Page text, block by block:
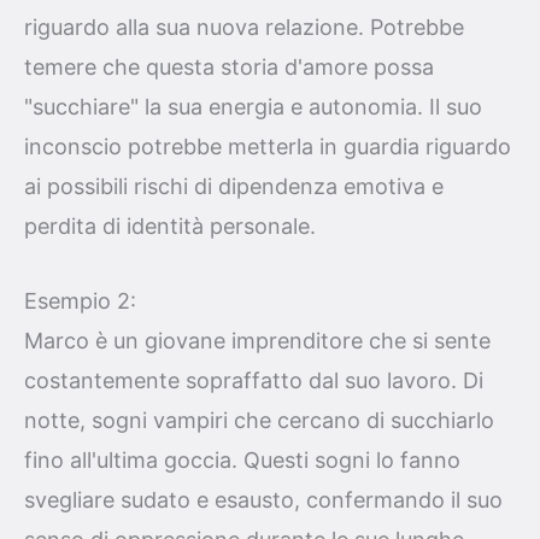
riguardo alla sua nuova relazione. Potrebbe
temere che questa storia d'amore possa
"succhiare" la sua energia e autonomia. Il suo
inconscio potrebbe metterla in guardia riguardo
ai possibili rischi di dipendenza emotiva e
perdita di identità personale.
Esempio 2:
Marco è un giovane imprenditore che si sente
costantemente sopraffatto dal suo lavoro. Di
notte, sogni vampiri che cercano di succhiarlo
fino all'ultima goccia. Questi sogni lo fanno
svegliare sudato e esausto, confermando il suo